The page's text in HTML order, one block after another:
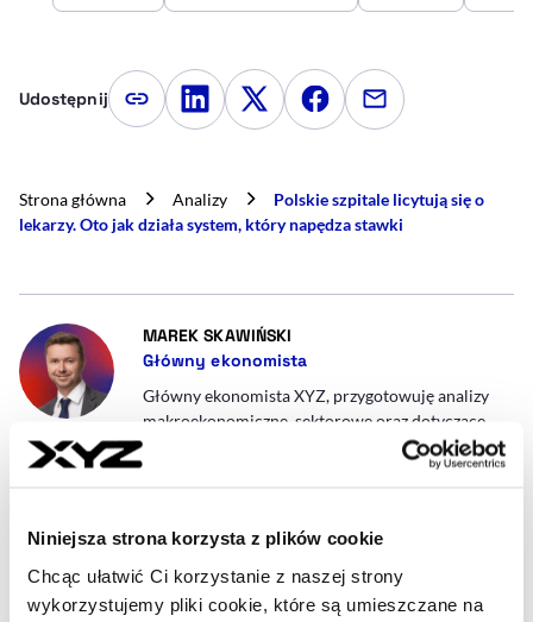
Niniejsza strona korzysta z plików cookie
Chcąc ułatwić Ci korzystanie z naszej strony
wykorzystujemy pliki cookie, które są umieszczane na
Udostępnij Kopiuj link artykułu
Udostępnij na LinkedIn
Udostępnij na Twitterze
Udostępnij na
Udostępnij
Strona główna Analizy
Polskie szpitale licytują się o
lekarzy. Oto jak działa system, który napędza stawki
MAREK SKAWIŃSKI
Główny ekonomista
Główny ekonomista XYZ, przygotowuję analizy
makroekonomiczne, sektorowe oraz dotyczące
finansów publicznych. Były dyrektor
Departamentu Polityki Makroekonicznej w